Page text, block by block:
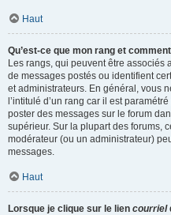
Haut
Qu’est-ce que mon rang et
Les rangs, qui peuvent être associés
de messages postés ou identifient
et administrateurs. En général, vous
l’intitulé d’un rang car il est
poster des messages sur le forum
supérieur. Sur la plupart des forums,
modérateur (ou un administrateur)
messages.
Haut
Lorsque je clique sur le lien courriel